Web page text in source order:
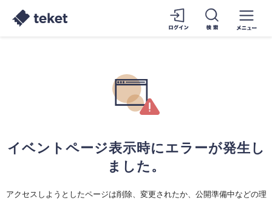
イベントページ表示時にエラーが発生し
ました。
アクセスしようとしたページは削除、変更されたか、公開準備中などの理